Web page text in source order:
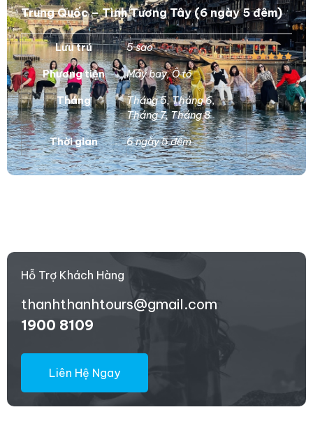
Trung Quốc – Tình Tương Tây (6 ngày 5 đêm)
Lưu trú 5 sao
Phương tiện Máy bay,Ô tô
Tháng Tháng 5,Tháng 6,
Tháng 7,Tháng 8
Thời gian 6 ngày 5 đêm
Hỗ Trợ Khách Hàng
thanhthanhtours@gmail.com
1900 8109
Liên Hệ Ngay